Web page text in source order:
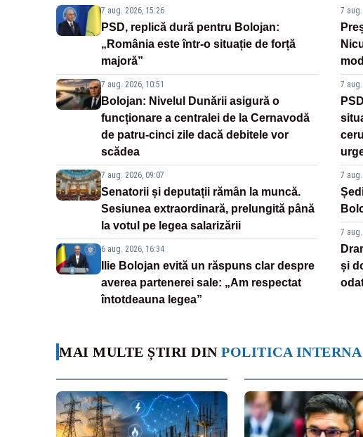
7 aug. 2026, 15:26
PSD, replică dură pentru Bolojan:
„România este într-o situație de forță
majoră”
7 aug. 2026, 10:51
Bolojan: Nivelul Dunării asigură o
funcționare a centralei de la Cernavodă
de patru-cinci zile dacă debitele vor
scădea
7 aug. 2026, 09:07
Senatorii și deputații rămân la muncă.
Sesiunea extraordinară, prelungită până
la votul pe legea salarizării
6 aug. 2026, 16:34
Ilie Bolojan evită un răspuns clar despre
averea partenerei sale: „Am respectat
întotdeauna legea”
7
7
7 aug.
7
și
MAI MULTE ȘTIRI DIN POLITICA